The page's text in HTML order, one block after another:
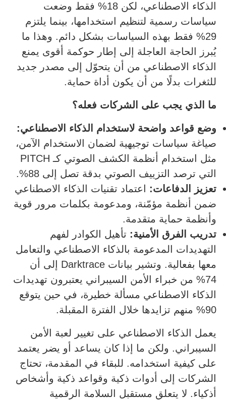
الذكاء الاصطناعي، لكن 18% فقط وضعت
سياسات رسمية لتنظيم استخدامها، بينما يلتزم
29% فقط بهذه السياسات بشكل دائم. وهذا ما
يُبرز الحاجة العاجلة إلى إطار حوكمة أقوى يمنع
الذكاء الاصطناعي من أن يتحوّل إلى مصدر جديد
للثغرات بدلًا من أن يكون أداة حماية.
ما الذي يجب على الشركات فعله؟
وضع قواعد واضحة لاستخدام الذكاء الاصطناعي:
صياغة سياسات توجيهية لضمان الاستخدام الآمن،
مثل استخدام أنظمة الكشف الصوتي كـ PITCH
التي ترصد التزييف الصوتي بدقة تصل إلى 88%.
تعزيز الدفاعات:
اعتماد تقنيات الذكاء الاصطناعي
ضمن أنظمة مؤمّنة، ومدعومة بكلمات مرور قوية
وأنظمة حماية متقدمة.
تدريب الفرق الأمنية: تأهيل الكوادر لفهم
التهديدات المدعومة بالذكاء الاصطناعي والتعامل
معها بفعالية. وتشير بيانات Darktrace إلى أن
74% من خبراء الأمن السيبراني يعتبرون تهديدات
الذكاء الاصطناعي مسألة خطيرة، في حين يتوقع
90% منهم تزايدها خلال الفترة المقبلة.
يعمل الذكاء الاصطناعي على تغيير لعبة الأمن
السيبراني. ولكن ما إذا كان يساعد أو يضر يعتمد
على كيفية استخدامه. للبقاء في المقدمة، تحتاج
الشركات إلى أدوات ذكية وقواعد ذكية وأشخاص
أذكياء. لا يتعلق مستقبل السلامة الرقمية